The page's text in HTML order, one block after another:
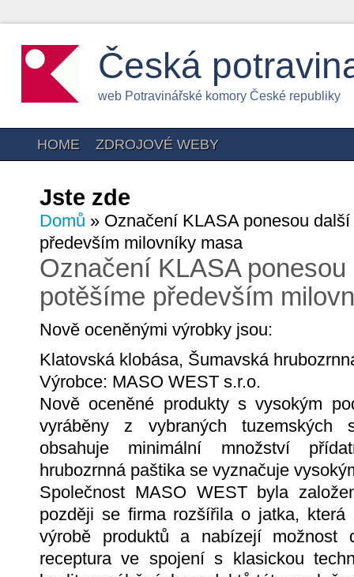
Česká
web Potravinářské komory České republiky
HOME ZDROJOVÉ WEBY
Jste zde
Domů » Označení KLASA ponesou
především milovníky masa
Označení KLASA
potěšíme především
Nově oceněnými výrobky jsou:
Klatovská klobása, Šumavská
Výrobce: MASO WEST s.r.o.
Nově oceněné produkty s vysokým
vyráběny z vybraných tuzemských
obsahuje minimální množství
hrubozrnná paštika se vyznačuje
Společnost MASO WEST byla
později se firma rozšířila o jatka,
výrobě produktů a nabízejí možnost
receptura ve spojení s klasickou